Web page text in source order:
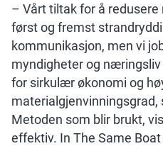
– Vårt tiltak for å
først og fremst
kommunikasjon, men vi
myndigheter og
for sirkulær økonomi og
materialgjenvinningsgrad,
Metoden som blir brukt,
effektiv. In The Same